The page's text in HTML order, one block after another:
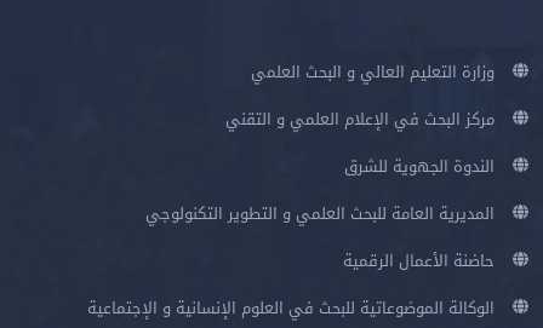
وزارة التعليم العالي و البحث العلمي
مركز البحث في الإعلام العلمي و التقني
الندوة الجهوية للشرق
المديرية العامة للبحث العلمي و التطوير التكنولوجي
حاضنة الأعمال الرقمية
الوكالة الموضوعاتية للبحث في العلوم الإنسانية و الإجتماعية